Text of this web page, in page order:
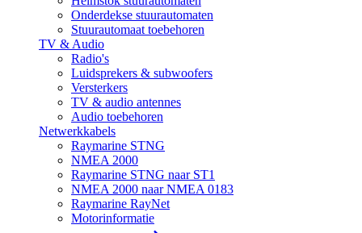
Onderdekse stuurautomaten
Stuurautomaat toebehoren
TV & Audio
Radio's
Luidsprekers & subwoofers
Versterkers
TV & audio antennes
Audio toebehoren
Netwerkkabels
Raymarine STNG
NMEA 2000
Raymarine STNG naar ST1
NMEA 2000 naar NMEA 0183
Raymarine RayNet
Motorinformatie